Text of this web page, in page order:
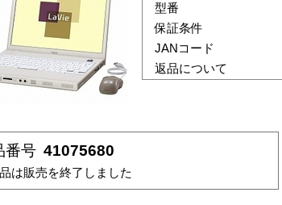
型番
保証条件
JANコード
返品について
番号 41075680
は販売を終了しました